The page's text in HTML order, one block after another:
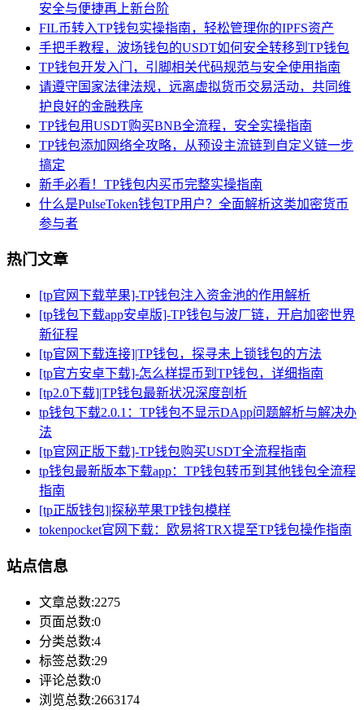
安全与便捷再上新台阶
FIL币转入TP钱包实操指南，轻松管理你的IPFS资产
手把手教程，波场钱包的USDT如何安全转移到TP钱包
TP钱包开发入门，引脚相关代码规范与安全使用指南
请遵守国家法律法规，远离虚拟货币交易活动，共同维
护良好的金融秩序
TP钱包用USDT购买BNB全流程，安全实操指南
TP钱包添加网络全攻略，从预设主流链到自定义链一步
搞定
新手必看！TP钱包内买币完整实操指南
什么是PulseToken钱包TP用户？全面解析这类加密货币
参与者
热门文章
[tp官网下载苹果]-TP钱包注入资金池的作用解析
[tp钱包下载app安卓版]-TP钱包与波厂链，开启加密世界
新征程
[tp官网下载连接]|TP钱包，探寻未上锁钱包的方法
[tp官方安卓下载]-怎么样提币到TP钱包，详细指南
[tp2.0下载]|TP钱包最新状况深度剖析
tp钱包下载2.0.1：TP钱包不显示DApp问题解析与解决办
法
[tp官网正版下载]-TP钱包购买USDT全流程指南
tp钱包最新版本下载app：TP钱包转币到其他钱包全流程
指南
[tp正版钱包]|探秘苹果TP钱包模样
tokenpocket官网下载：欧易将TRX提至TP钱包操作指南
站点信息
文章总数:2275
页面总数:0
分类总数:4
标签总数:29
评论总数:0
浏览总数:2663174